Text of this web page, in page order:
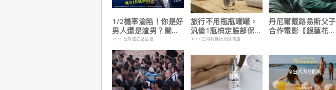
1/2機率淪陷！你是好
男人還是渣男？關鍵
在這
PR・台灣癌症基金會
旅行不用瓶瓶罐罐，
汎倫1瓶搞定臉部保
養！
PR・三得利健康網路商店
丹尼爾戴路易斯父子
合作電影【銀蓮花】